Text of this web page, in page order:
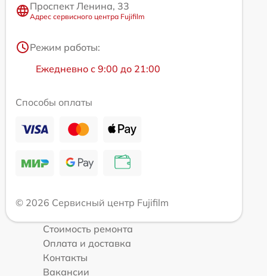
Проспект Ленина, 33
Адрес сервисного центра Fujifilm
Режим работы:
Ежедневно с 9:00 до 21:00
Способы оплаты
© 2026 Сервисный центр Fujifilm
Стоимость ремонта
Оплата и доставка
Контакты
Вакансии